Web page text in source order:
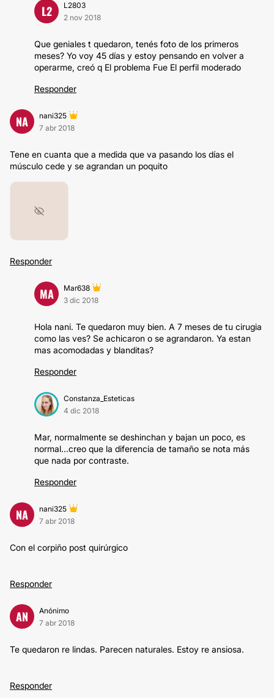
L2
L2803
2 nov 2018
Que geniales t quedaron, tenés foto de los primeros
meses? Yo voy 45 días y estoy pensando en volver a
operarme, creó q El problema Fue El perfil moderado
Responder
NA
nani325
7 abr 2018
Tene en cuanta que a medida que va pasando los días el
músculo cede y se agrandan un poquito
Responder
MA
Mar638
3 dic 2018
Hola nani. Te quedaron muy bien. A 7 meses de tu cirugia
como las ves? Se achicaron o se agrandaron. Ya estan
mas acomodadas y blanditas?
Responder
Constanza_Esteticas
4 dic 2018
Mar, normalmente se deshinchan y bajan un poco, es
normal...creo que la diferencia de tamaño se nota más
que nada por contraste.
Responder
NA
nani325
7 abr 2018
Con el corpiño post quirúrgico
Responder
AN
Anónimo
7 abr 2018
Te quedaron re lindas. Parecen naturales. Estoy re ansiosa.
Responder